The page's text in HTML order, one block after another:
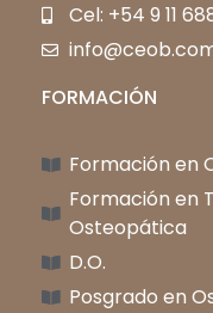
Cel: +54 9 11
FORMACIÓN
Formación en
Formación en
Osteopática
D.O.
Posgrado en